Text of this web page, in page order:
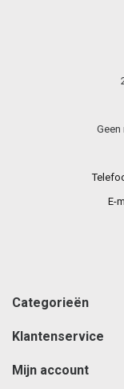
E-
Categorieën
Klantenservice
Mijn account